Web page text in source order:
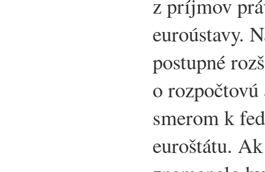
euroústavy.
postupné
o
smerom k
euroštátu.